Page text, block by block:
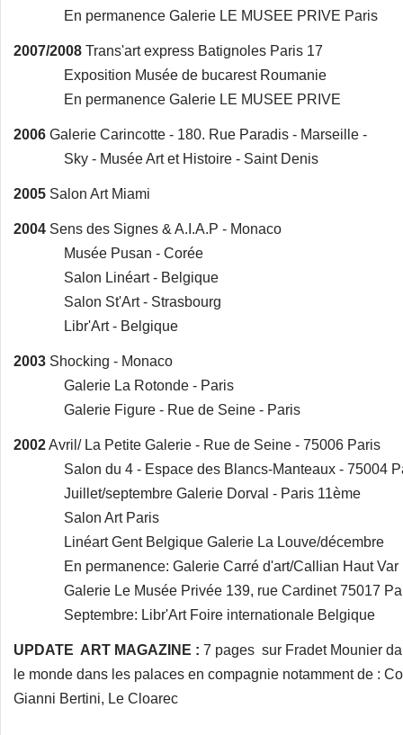
En permanence Galerie LE MUSEE PRIVE Paris
2007/2008 Trans'art express Batignoles Paris 17
Exposition Musée de bucarest Roumanie
En permanence Galerie LE MUSEE PRIVE
2006 Galerie Carincotte - 180. Rue Paradis - Marseille -
Sky - Musée Art et Histoire - Saint Denis
2005 Salon Art Miami
2004 Sens des Signes & A.I.A.P - Monaco
Musée Pusan - Corée
Salon Linéart - Belgique
Salon St'Art - Strasbourg
Libr'Art - Belgique
2003 Shocking - Monaco
Galerie La Rotonde - Paris
Galerie Figure - Rue de Seine - Paris
2002Avril/ La Petite Galerie - Rue de Seine - 75006 Paris
Salon du 4 - Espace des Blancs-Manteaux - 75004
Juillet/septembre Galerie Dorval - Paris 11ème
Salon Art Paris
Linéart Gent Belgique Galerie La Louve/décembre
En permanence: Galerie Carré d'art/Callian Haut Var
Galerie Le Musée Privée 139, rue Cardinet 75017
Septembre: Libr'Art Foire internationale Belgique
UPDATE ART MAGAZINE : 7 pages sur Fradet Mounier
le monde dans les palaces en compagnie notamment de :
Gianni Bertini, Le Cloarec